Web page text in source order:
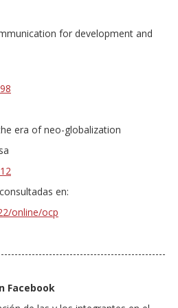
for development and
era of neo-globalization
en:
online/ocp
Facebook